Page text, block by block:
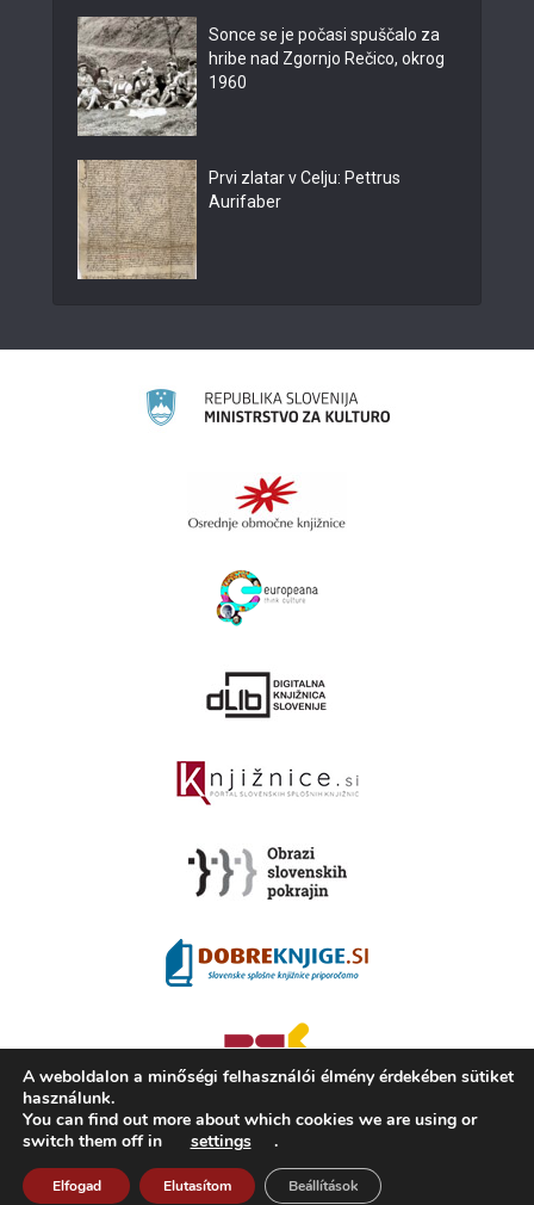
Sonce se je počasi spuščalo za
hribe nad Zgornjo Rečico, okrog
1960
Prvi zlatar v Celju: Pettrus
Aurifaber
2008 - 2026 ©KAMRA, Production: TrueCAD d.o.o.
A Kamra ismertetése Használati feltételek ISSN 2350-5559
A weboldalon a minőségi felhasználói élmény érdekében sütiket
használunk.
You can find out more about which cookies we are using or
switch them off in
settings .
Elfogad Elutasítom Beállítások